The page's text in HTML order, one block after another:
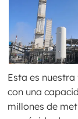
Esta es
con una
millones de